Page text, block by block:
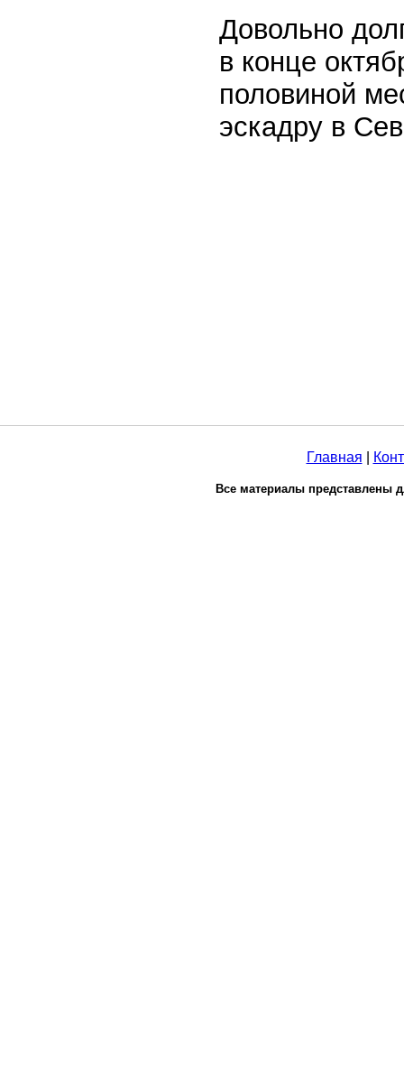
Довольно
в конце
половиной
эскадру в
Главная
Все материалы представлены